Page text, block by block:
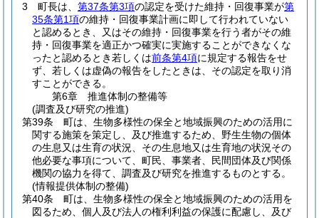
3
町長は、 第37条第3項の認定を受けた維持・回復事業が第
35条第1項の維持・回復事業計画に即して行われていない
と認めるとき、又はその維持・回復事業を行う者がその維
持・回復事業を適正かつ確実に実施することができなくな
ったと認めるとき若しくは前条第4項に規定する報告をせ
ず、若しくは虚偽の報告をしたときは、その認定を取り消
すことができる。
第6章
推進体制の整備等
(調査及び研究の推進)
第39条
町は、生物多様性の保全と地域振興のための活用に
関する施策を策定し、及び推進するため、野生生物の個体
の生息又は生育の状況、その生息地又は生育地の状況その
他必要な事項について、町民、事業者、民間団体及び関係
機関の協力を得て、調査及び研究を推進するものとする。
(情報提供体制の整備)
第40条
町は、生物多様性の保全と地域振興のための活用を
図るため、個人及び法人の権利利益の保護に配慮し、及び